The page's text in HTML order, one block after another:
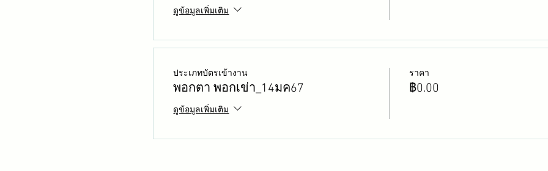
ดูข้อมูลเพิ่มเติม
ประเภทบัตรเข้างาน
พอกตา พอกเข่า_14มค67
ดูข้อมูลเพิ่มเติม
ราคา
฿0.00